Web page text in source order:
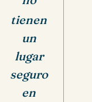
tienen
un
lugar
seguro
en